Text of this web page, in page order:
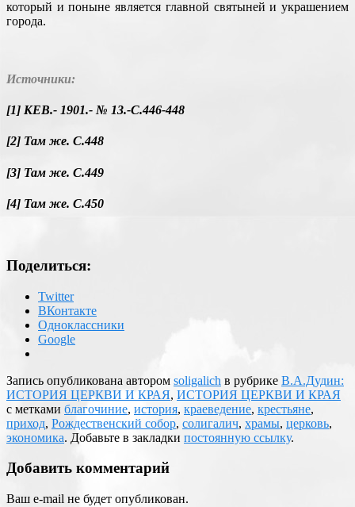
который и поныне является главной святыней и украшением
города.
Источники:
[1] КЕВ.- 1901.- № 13.-С.446-448
[2] Там же. С.448
[3] Там же. С.449
[4] Там же. С.450
Поделиться:
Twitter
ВКонтакте
Одноклассники
Google
Запись опубликована автором soligalich в рубрике В.А.Дудин:
ИСТОРИЯ ЦЕРКВИ И КРАЯ, ИСТОРИЯ ЦЕРКВИ И КРАЯ
с метками благочиние, история, краеведение, крестьяне,
приход, Рождественский собор, солигалич, храмы, церковь,
экономика. Добавьте в закладки постоянную ссылку.
Добавить комментарий
Ваш e-mail не будет опубликован.